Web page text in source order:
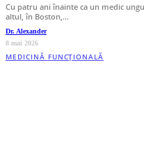
Cu patru ani înainte ca un medic
altul, în Boston,…
Dr. Alexander
8 mai 2026
MEDICINĂ FUNCȚIONALĂ